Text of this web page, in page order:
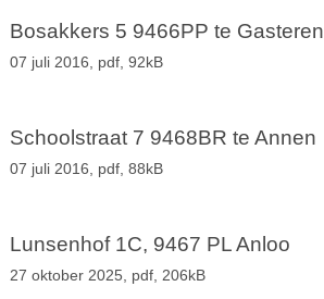
Bosakkers 5 9466PP te Gasteren
07 juli 2016, pdf, 92kB
Schoolstraat 7 9468BR te Annen
07 juli 2016, pdf, 88kB
Lunsenhof 1C, 9467 PL Anloo
27 oktober 2025, pdf, 206kB